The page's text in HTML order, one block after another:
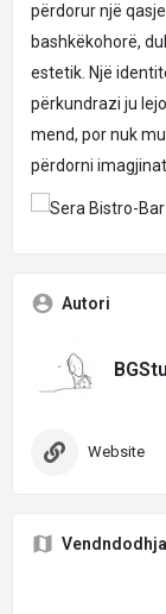
përdorur një
bashkëkohorë,
estetik. Një
përkundrazi ju
mend, por nuk
përdorni
Autori
Website
Vendndodhja